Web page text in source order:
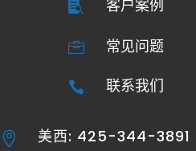
 客户案例
 常见问题
 联系我们
 美西: 425-344-3891